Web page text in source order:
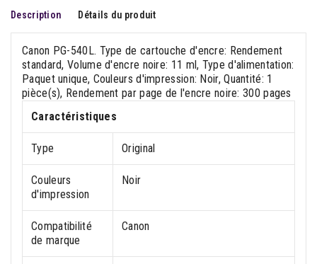
Description Détails du produit
Canon PG-540L. Type de cartouche d'encre: Rendement
standard, Volume d'encre noire: 11 ml, Type d'alimentation:
Paquet unique, Couleurs d'impression: Noir, Quantité: 1
pièce(s), Rendement par page de l'encre noire: 300 pages
Caractéristiques
Type Original
Couleurs
d'impression
Noir
Compatibilité
de marque
Canon